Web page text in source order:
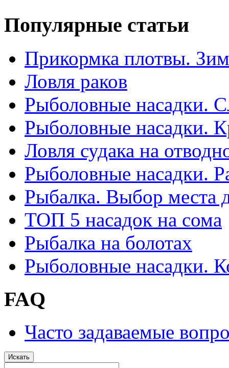
Популярные статьи
Прикормка плотвы.
Ловля раков
Рыболовные насадки.
Рыболовные насадки.
Ловля судака на
Рыболовные насадки.
Рыбалка. Выбор места
ТОП 5 насадок на сома
Рыбалка на болотах
Рыболовные насадки.
FAQ
Часто задаваемые
Искать